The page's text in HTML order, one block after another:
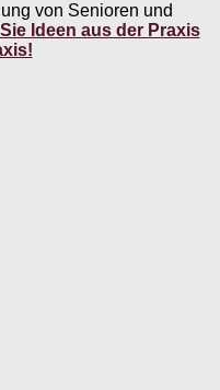
von Senioren und
Ideen aus der Praxis